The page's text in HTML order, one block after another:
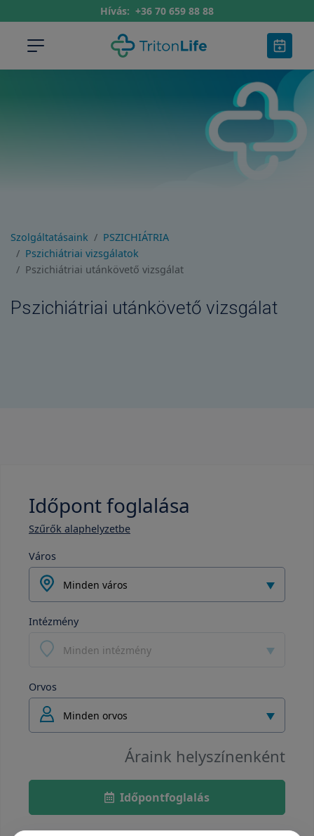
Hívás: +36 70 659 88 88
Szolgáltatásaink
PSZICHIÁTRIA
Pszichiátriai vizsgálatok
Pszichiátriai utánkövető vizsgálat
Pszichiátriai utánkövető vizsgálat
Időpont foglalása
Szűrők alaphelyzetbe
Város
Minden város
Intézmény
Minden intézmény
Orvos
Minden orvos
Áraink helyszínenként
Időpontfoglalás